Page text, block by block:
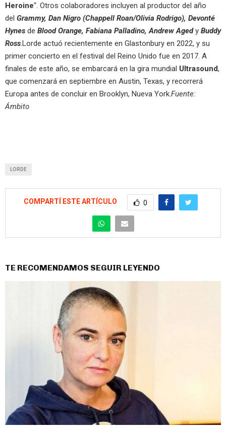
Heroine“. Otros colaboradores incluyen al productor del año
del Grammy, Dan Nigro (Chappell Roan/Olivia Rodrigo), Devonté
Hynes de Blood Orange, Fabiana Palladino, Andrew Agedy Buddy
Ross.Lorde actuó recientemente en Glastonbury en 2022, y su
primer concierto en el festival del Reino Unido fue en 2017. A
finales de este año, se embarcará en la gira mundial Ultrasound,
que comenzará en septiembre en Austin, Texas, y recorrerá
Europa antes de concluir en Brooklyn, Nueva York.Fuente:
Ámbito
LORDE
COMPARTÍ ESTE ARTÍCULO 0
TE RECOMENDAMOS SEGUIR LEYENDO